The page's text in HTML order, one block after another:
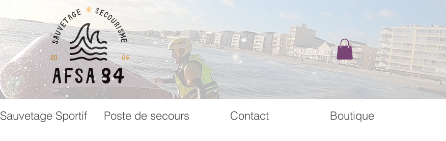
Sauvetage Sportif Poste de secours Contact Boutique